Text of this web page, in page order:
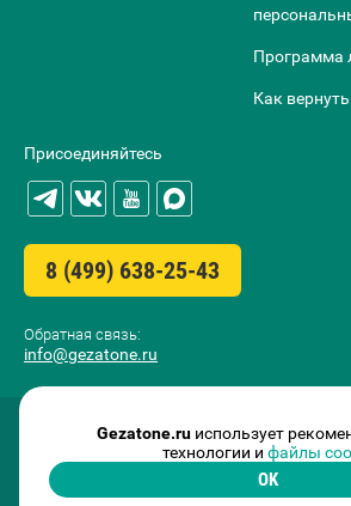
Программа
Как
Присоединяйтесь
8 (499) 638-25-43
Обратная связь:
info@gezatone.ru
2009-2026 ©GEZATONE I.T.C. FRANCE
Gezatone.ruиспользует
технологии и файлы
OK